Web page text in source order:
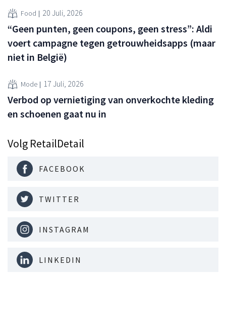
Food 20 Juli, 2026
“Geen punten, geen coupons, geen stress”: Aldi
voert campagne tegen getrouwheidsapps (maar
niet in België)
Mode 17 Juli, 2026
Verbod op vernietiging van onverkochte kleding
en schoenen gaat nu in
Volg RetailDetail
FACEBOOK
TWITTER
INSTAGRAM
LINKEDIN